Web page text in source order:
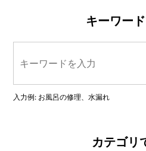
キーワー
入力例: お風呂の修理、水漏れ
カテゴリ